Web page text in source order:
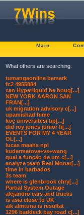
Main
What others are searching:
tumangaonline berserk
fc2 4955884
can Hyperliquid be boug[...]
NEW YORK AARON SAN
FRAN[...]
uk migration advisory c[...]
upamishad hime
koç üniversitesi tıp[...]
did roy jones junior fi[...]
EVENTS FOR MY 4 YEAR
OL[...]
lucas maahs npi
kudermetova+vs+wang
qual a função de um c[...]
analyze team Real Monar[...]
time in barbados
3s team
where is glenbrook chry[...]
Partial System Outage
alejandro cars and trucks
is asia close to UK
aik almtuna is resultat
1296 baddeck bay road c[...]